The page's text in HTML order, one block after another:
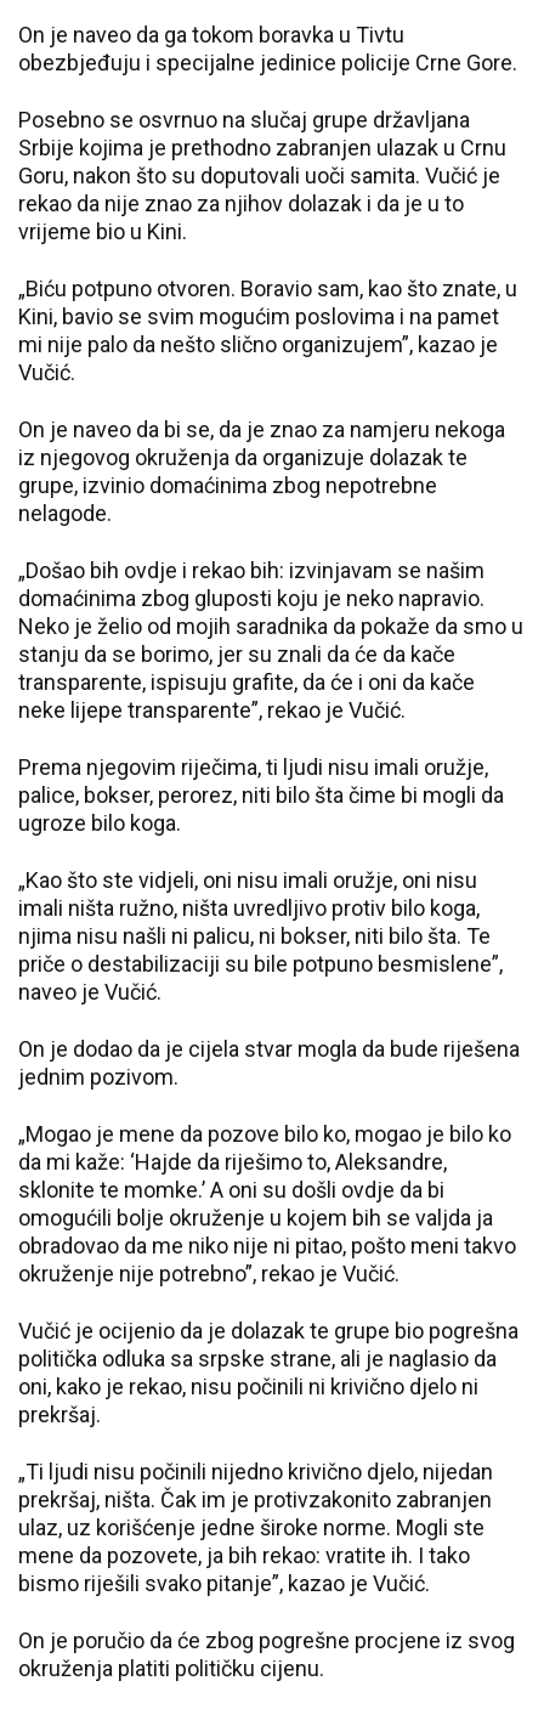
On je naveo da ga tokom boravka u Tivtu
obezbjeđuju i specijalne jedinice policije Crne Gore.
Posebno se osvrnuo na slučaj grupe državljana
Srbije kojima je prethodno zabranjen ulazak u Crnu
Goru, nakon što su doputovali uoči samita. Vučić je
rekao da nije znao za njihov dolazak i da je u to
vrijeme bio u Kini.
„Biću potpuno otvoren. Boravio sam, kao što znate, u
Kini, bavio se svim mogućim poslovima i na pamet
mi nije palo da nešto slično organizujem”, kazao je
Vučić.
On je naveo da bi se, da je znao za namjeru nekoga
iz njegovog okruženja da organizuje dolazak te
grupe, izvinio domaćinima zbog nepotrebne
nelagode.
„Došao bih ovdje i rekao bih: izvinjavam se našim
domaćinima zbog gluposti koju je neko napravio.
Neko je želio od mojih saradnika da pokaže da smo u
stanju da se borimo, jer su znali da će da kače
transparente, ispisuju grafite, da će i oni da kače
neke lijepe transparente”, rekao je Vučić.
Prema njegovim riječima, ti ljudi nisu imali oružje,
palice, bokser, perorez, niti bilo šta čime bi mogli da
ugroze bilo koga.
„Kao što ste vidjeli, oni nisu imali oružje, oni nisu
imali ništa ružno, ništa uvredljivo protiv bilo koga,
njima nisu našli ni palicu, ni bokser, niti bilo šta. Te
priče o destabilizaciji su bile potpuno besmislene”,
naveo je Vučić.
On je dodao da je cijela stvar mogla da bude riješena
jednim pozivom.
„Mogao je mene da pozove bilo ko, mogao je bilo ko
da mi kaže: ‘Hajde da riješimo to, Aleksandre,
sklonite te momke.’ A oni su došli ovdje da bi
omogućili bolje okruženje u kojem bih se valjda ja
obradovao da me niko nije ni pitao, pošto meni takvo
okruženje nije potrebno”, rekao je Vučić.
Vučić je ocijenio da je dolazak te grupe bio pogrešna
politička odluka sa srpske strane, ali je naglasio da
oni, kako je rekao, nisu počinili ni krivično djelo ni
prekršaj.
„Ti ljudi nisu počinili nijedno krivično djelo, nijedan
prekršaj, ništa. Čak im je protivzakonito zabranjen
ulaz, uz korišćenje jedne široke norme. Mogli ste
mene da pozovete, ja bih rekao: vratite ih. I tako
bismo riješili svako pitanje”, kazao je Vučić.
On je poručio da će zbog pogrešne procjene iz svog
okruženja platiti političku cijenu.